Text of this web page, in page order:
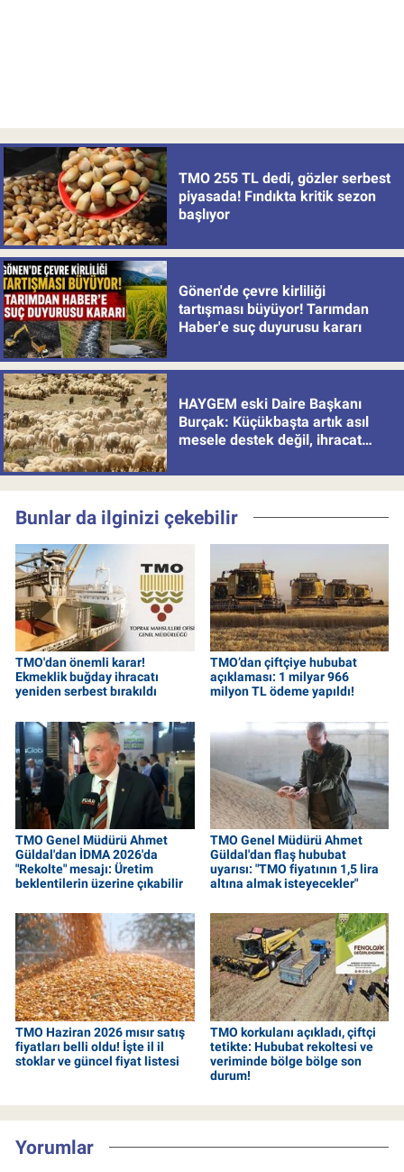
TMO 255 TL dedi, gözler serbest
piyasada! Fındıkta kritik sezon
başlıyor
Gönen'de çevre kirliliği
tartışması büyüyor! Tarımdan
Haber'e suç duyurusu kararı
HAYGEM eski Daire Başkanı
Burçak: Küçükbaşta artık asıl
mesele destek değil, ihracat
Bunlar da ilginizi çekebilir
TMO'dan önemli karar!
Ekmeklik buğday ihracatı
yeniden serbest bırakıldı
TMO’dan çiftçiye hububat
açıklaması: 1 milyar 966
milyon TL ödeme yapıldı!
TMO Genel Müdürü Ahmet
Güldal'dan İDMA 2026'da
"Rekolte" mesajı: Üretim
beklentilerin üzerine çıkabilir
TMO Genel Müdürü Ahmet
Güldal'dan flaş hububat
uyarısı: "TMO fiyatının 1,5 lira
altına almak isteyecekler"
TMO Haziran 2026 mısır satış
fiyatları belli oldu! İşte il il
stoklar ve güncel fiyat listesi
TMO korkulanı açıkladı, çiftçi
tetikte: Hububat rekoltesi ve
veriminde bölge bölge son
durum!
Yorumlar